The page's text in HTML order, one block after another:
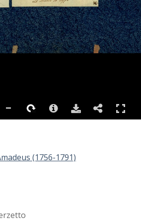
(1756-1791)